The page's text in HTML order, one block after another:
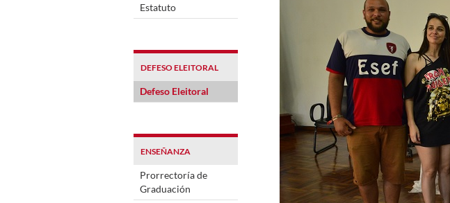
Estatuto
DEFESO ELEITORAL
Defeso Eleitoral
ENSEÑANZA
Prorrectoría de
Graduación